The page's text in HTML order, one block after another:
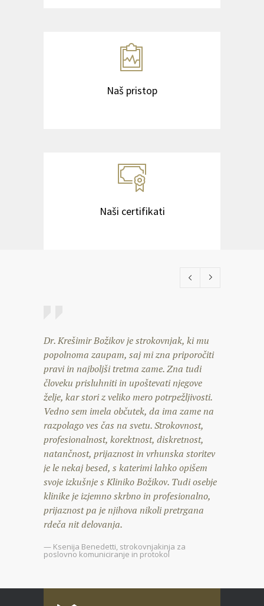
Naš pristop
Naši certifikati
Dr. Krešimir Božikov je strokovnjak, ki mu
popolnoma zaupam, saj mi zna priporočiti
pravi in najboljši tretma zame. Zna tudi
človeku prisluhniti in upoštevati njegove
želje, kar stori z veliko mero potrpežljivosti.
Vedno sem imela občutek, da ima zame na
razpolago ves čas na svetu. Strokovnost,
profesionalnost, korektnost, diskretnost,
natančnost, prijaznost in vrhunska storitev
je le nekaj besed, s katerimi lahko opišem
svoje izkušnje s Kliniko Božikov. Tudi osebje
klinike je izjemno skrbno in profesionalno,
prijaznost pa je njihova nikoli pretrgana
rdeča nit delovanja.
— Ksenija Benedetti, strokovnjakinja za
poslovno komuniciranje in protokol